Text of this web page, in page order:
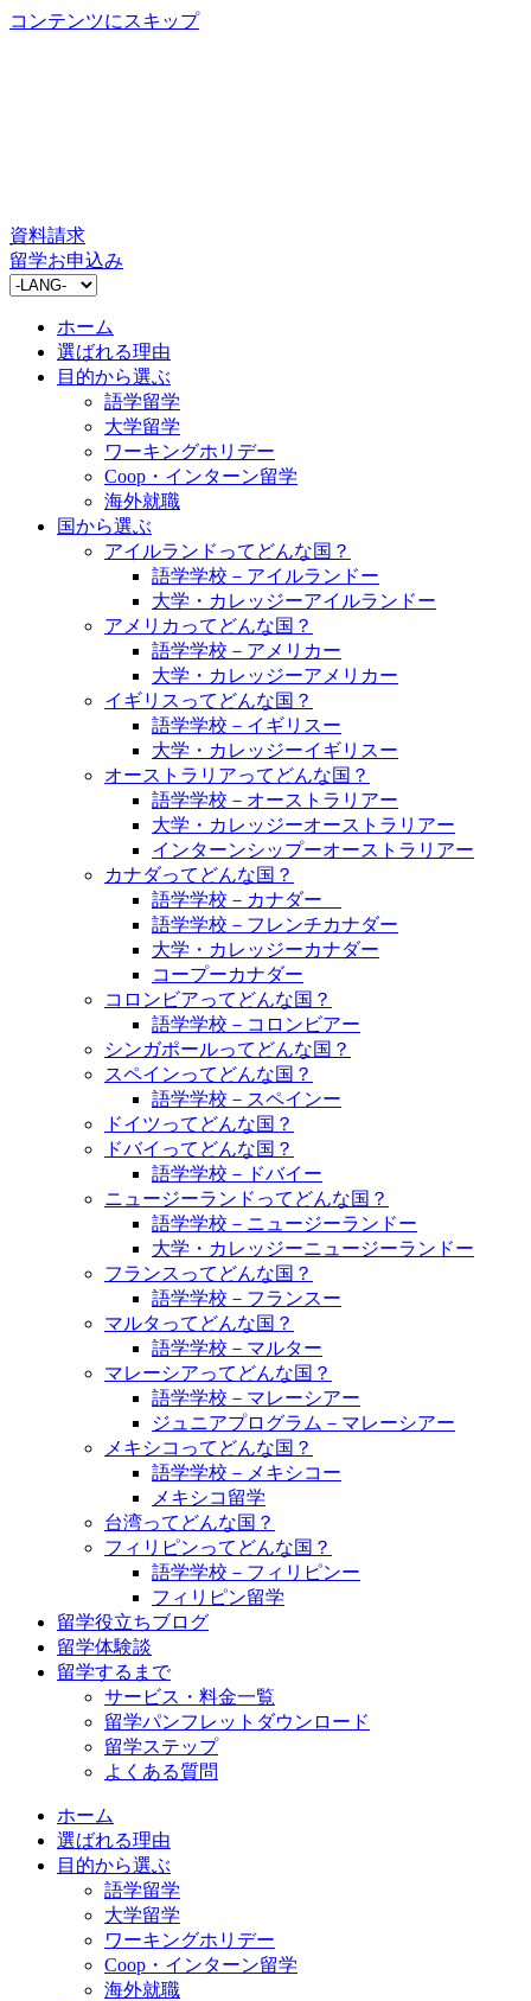
コンテンツにスキップ
資料請求
留学お申込み
ホーム
選ばれる理由
目的から選ぶ
語学留学
大学留学
ワーキングホリデー
Coop・インターン留学
海外就職
国から選ぶ
アイルランドってどんな国？
語学学校－アイルランドー
大学・カレッジーアイルランドー
アメリカってどんな国？
語学学校－アメリカー
大学・カレッジーアメリカー
イギリスってどんな国？
語学学校－イギリスー
大学・カレッジーイギリスー
オーストラリアってどんな国？
語学学校－オーストラリアー
大学・カレッジーオーストラリアー
インターンシップーオーストラリアー
カナダってどんな国？
語学学校－カナダー
語学学校－フレンチカナダー
大学・カレッジーカナダー
コープーカナダー
コロンビアってどんな国？
語学学校－コロンビアー
シンガポールってどんな国？
スペインってどんな国？
語学学校－スペインー
ドイツってどんな国？
ドバイってどんな国？
語学学校－ドバイー
ニュージーランドってどんな国？
語学学校－ニュージーランドー
大学・カレッジーニュージーランドー
フランスってどんな国？
語学学校－フランスー
マルタってどんな国？
語学学校－マルター
マレーシアってどんな国？
語学学校－マレーシアー
ジュニアプログラム－マレーシアー
メキシコってどんな国？
語学学校－メキシコー
メキシコ留学
台湾ってどんな国？
フィリピンってどんな国？
語学学校－フィリピンー
フィリピン留学
留学役立ちブログ
留学体験談
留学するまで
サービス・料金一覧
留学パンフレットダウンロード
留学ステップ
よくある質問
ホーム
選ばれる理由
目的から選ぶ
語学留学
大学留学
ワーキングホリデー
Coop・インターン留学
海外就職